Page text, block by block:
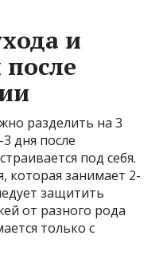
и
разделить на 3
дня после
под себя.
которая занимает 2-
защитить
от разного рода
только с